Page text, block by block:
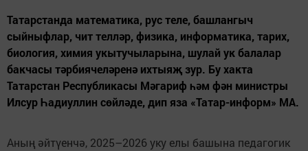
Татарстанда математика, рус теле, башлангыч
сыйныфлар, чит телләр, физика, информатика, тарих,
биология, химия укытучыларына, шулай ук балалар
бакчасы тәрбиячеләренә ихтыяҗ зур. Бу хакта
Татарстан Республикасы Мәгариф һәм фән министры
Илсур Һадиуллин сөйләде, дип яза «Татар-информ» МА.
Аның әйтүенчә, 2025–2026 уку елы башына педагогик